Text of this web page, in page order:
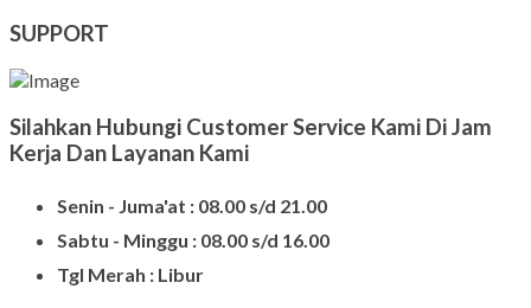
SUPPORT
Silahkan Hubungi Customer Service Kami Di Jam
Kerja Dan Layanan Kami
Senin - Juma'at : 08.00 s/d 21.00
Sabtu - Minggu : 08.00 s/d 16.00
Tgl Merah : Libur